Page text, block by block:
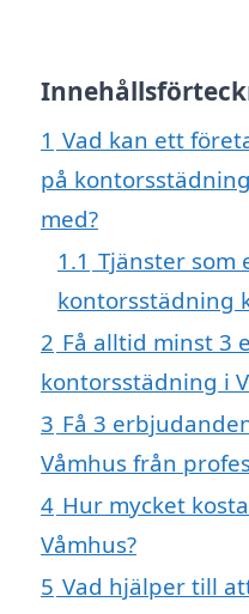
1 Vad kan ett
på
med?
1.1 Tjänster som
kontorsstädning
2 Få alltid minst 3
kontorsstädning i
3 Få 3
Våmhus från
4 Hur mycket
Våmhus?
5 Vad hjälper till